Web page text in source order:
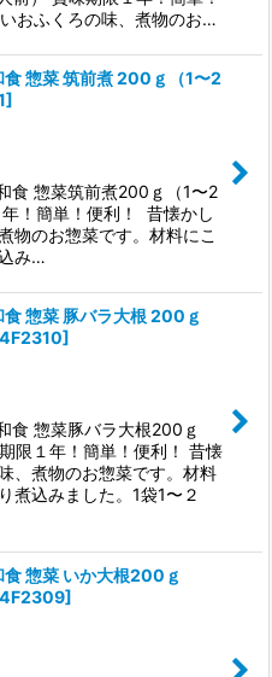
おふくろの味、煮物のお…
食 惣菜 筑前煮 200ｇ（1〜2
]
食 惣菜筑前煮200ｇ（1〜2
！簡単！便利！ 昔懐かし
物のお惣菜です。材料にこ
み…
食 惣菜 豚バラ大根 200ｇ
]
食 惣菜豚バラ大根200ｇ
限１年！簡単！便利！ 昔懐
、煮物のお惣菜です。材料
煮込みました。1袋1〜２
食 惣菜 いか大根200ｇ
]